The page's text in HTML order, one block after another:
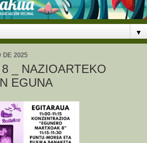
▼
DE 2025
_ NAZIOARTEKO
EGUNA